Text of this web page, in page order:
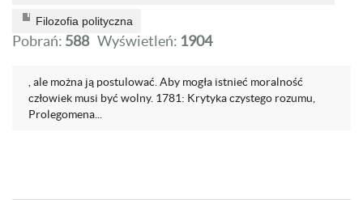
Filozofia polityczna
Pobrań: 588 Wyświetleń: 1904
, ale można ją postulować. Aby mogła istnieć moralność
człowiek musi być wolny. 1781: Krytyka czystego rozumu,
Prolegomena...